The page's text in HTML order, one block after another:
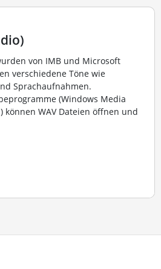
von IMB und Microsoft
verschiedene Töne wie
Sprachaufnahmen.
(Windows Media
können WAV Dateien öffnen und